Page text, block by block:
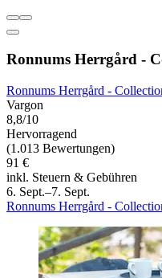
Ronnums Herrgård -
Ronnums Herrgård -
Vargon
8,8/10
Hervorragend
(1.013 Bewertungen)
91 €
inkl. Steuern & Gebühren
6. Sept.–7. Sept.
Ronnums Herrgård -